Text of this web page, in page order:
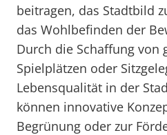
beitragen, das Stadtbild
das Wohlbefinden der
Durch die Schaffung von
Spielplätzen oder
Lebensqualität in der
können innovative
Begrünung oder zur